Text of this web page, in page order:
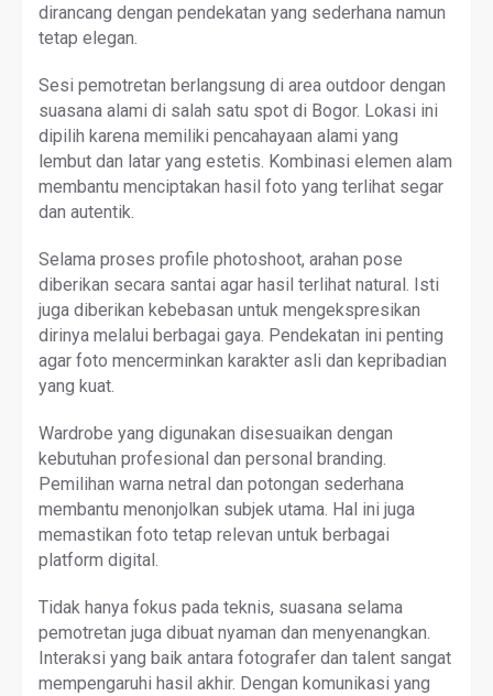
dirancang dengan pendekatan yang sederhana namun
tetap elegan.
Sesi pemotretan berlangsung di area outdoor dengan
suasana alami di salah satu spot di Bogor. Lokasi ini
dipilih karena memiliki pencahayaan alami yang
lembut dan latar yang estetis. Kombinasi elemen alam
membantu menciptakan hasil foto yang terlihat segar
dan autentik.
Selama proses profile photoshoot, arahan pose
diberikan secara santai agar hasil terlihat natural. Isti
juga diberikan kebebasan untuk mengekspresikan
dirinya melalui berbagai gaya. Pendekatan ini penting
agar foto mencerminkan karakter asli dan kepribadian
yang kuat.
Wardrobe yang digunakan disesuaikan dengan
kebutuhan profesional dan personal branding.
Pemilihan warna netral dan potongan sederhana
membantu menonjolkan subjek utama. Hal ini juga
memastikan foto tetap relevan untuk berbagai
platform digital.
Tidak hanya fokus pada teknis, suasana selama
pemotretan juga dibuat nyaman dan menyenangkan.
Interaksi yang baik antara fotografer dan talent sangat
mempengaruhi hasil akhir. Dengan komunikasi yang